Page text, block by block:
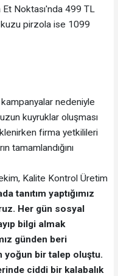
Et Noktası'nda 499 TL
pirzola ise 1099
nedeniyle
kuyruklar oluşması
firma yetkilileri
tamamlandığını
Kalite Kontrol Üretim
tanıtım yaptığımız
Her gün sosyal
bilgi almak
günden beri
yoğun bir talep oluştu.
ciddi bir kalabalık